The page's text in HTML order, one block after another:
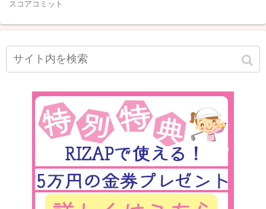
スコアコミット